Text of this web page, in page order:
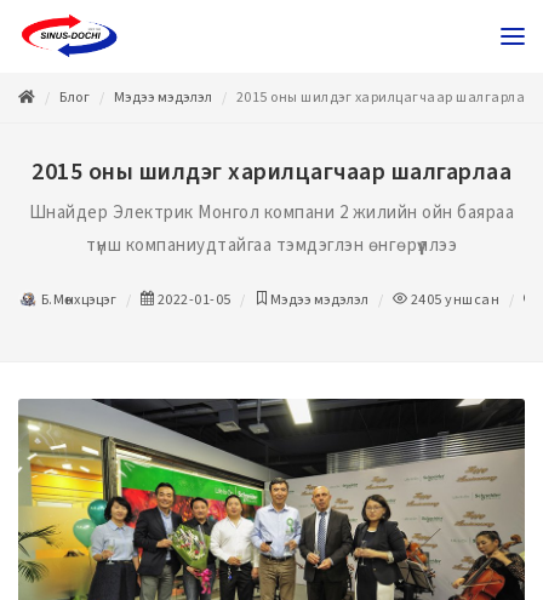
Блог Мэдээ мэдэлэл 2015 оны шилдэг харилцагчаар шалгарлаа
2015 оны шилдэг харилцагчаар шалгарлаа
Шнайдер Электрик Монгол компани 2 жилийн ойн баяраа
түнш компаниудтайгаа тэмдэглэн өнгөрүүллээ
Б.Мөнхцэцэг 2022-01-05 Мэдээ мэдэлэл 2405уншсан